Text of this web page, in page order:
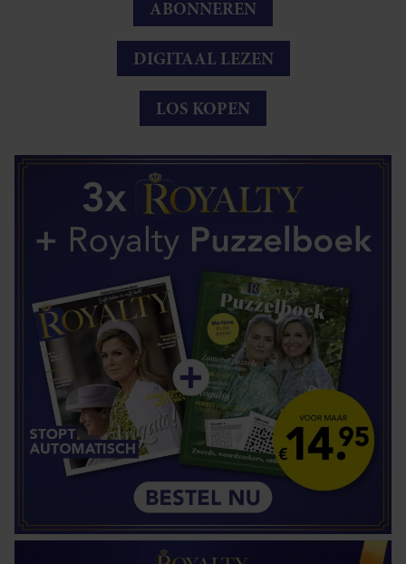
ABONNEREN
DIGITAAL LEZEN
LOS KOPEN